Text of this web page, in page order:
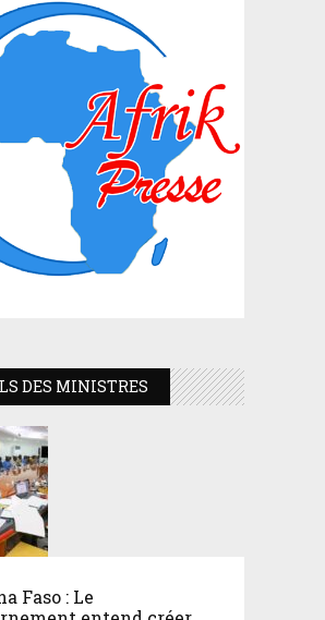
DES MINISTRES
Faso : Le